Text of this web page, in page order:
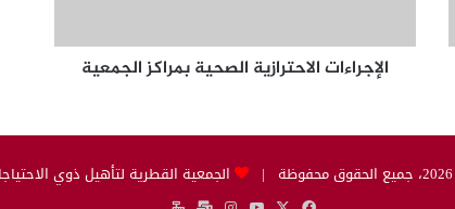
الإجراءات الاحترازية الصحية بمراكز الجمعية
الجمعية القطرية لتأهيل ذوي